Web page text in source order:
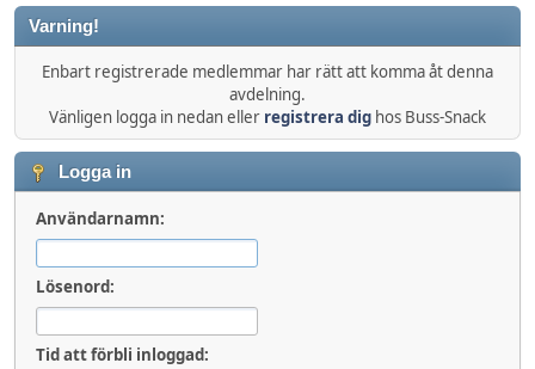
Varning!
Enbart registrerade medlemmar har rätt att komma åt denna
avdelning.
Vänligen logga in nedan eller registrera dig hos Buss-Snack
Logga in
Användarnamn:
Lösenord:
Tid att förbli inloggad: